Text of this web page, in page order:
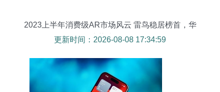
2023上半年消费级AR市场风云 雷鸟稳居榜首，华
为势头强劲
更新时间：2026-08-08 17:34:59